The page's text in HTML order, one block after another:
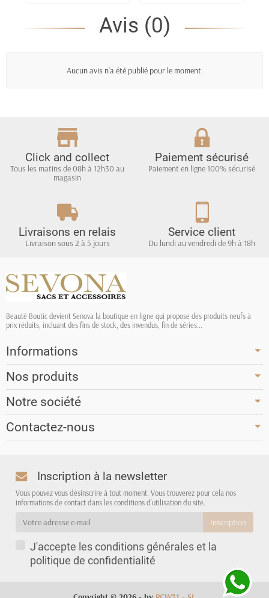
Avis (0)
Aucun avis n'a été publié pour le moment.
Click and collect
Tous les matins de 08h à 12h30 au
magasin
Paiement sécurisé
Paiement en ligne 100% sécurisé
Livraisons en relais
Livraison sous 2 à 5 jours
Service client
Du lundi au vendredi de 9h à 18h
Beauté Boutic devient Senova la boutique en ligne qui propose des produits neufs à
prix réduits, incluant des fins de stock, des invendus, fin de séries...
Informations
Nos produits
Notre société
Contactez-nous
Inscription à la newsletter
Vous pouvez vous désinscrire à tout moment. Vous trouverez pour cela nos
informations de contact dans les conditions d'utilisation du site.
J'accepte les conditions générales et la
politique de confidentialité